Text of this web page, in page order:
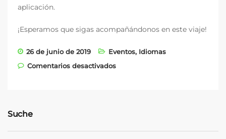
aplicación.
¡Esperamos que sigas acompañándonos en este viaje!
26 de junio de 2019 Eventos, Idiomas
Comentarios desactivadosen ¡Un millón de descargas!
Suche